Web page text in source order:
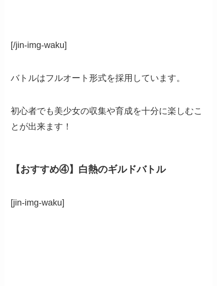
[/jin-img-waku]
バトルはフルオート形式を採用しています。
初心者でも美少女の収集や育成を十分に楽しむこ
とが出来ます！
【おすすめ④】白熱のギルドバトル
[jin-img-waku]